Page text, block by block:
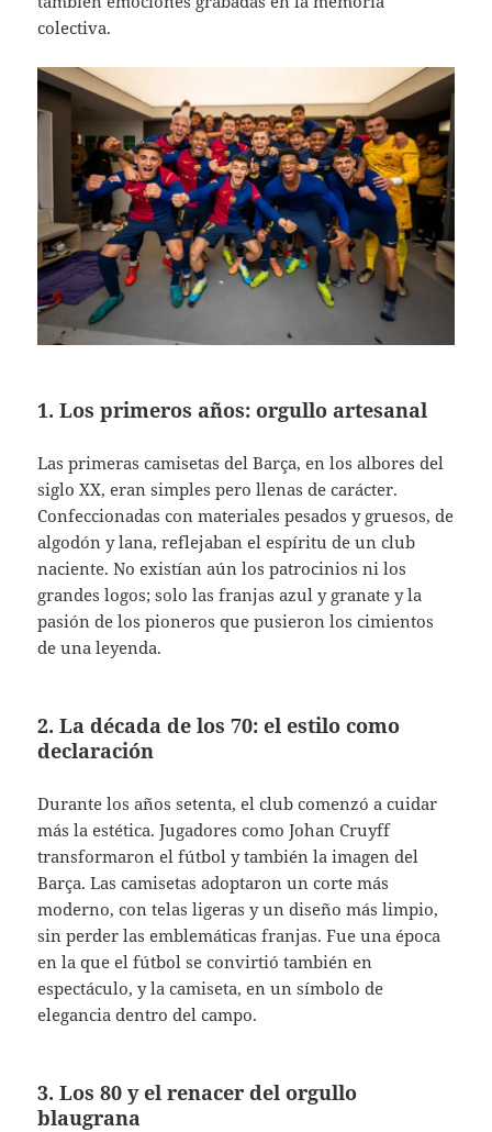
colectiva.
1. Los primeros años: orgullo artesanal
Las primeras camisetas del Barça, en los albores del
siglo XX, eran simples pero llenas de carácter.
Confeccionadas con materiales pesados y gruesos, de
algodón y lana, reflejaban el espíritu de un club
naciente. No existían aún los patrocinios ni los
grandes logos; solo las franjas azul y granate y la
pasión de los pioneros que pusieron los cimientos
de una leyenda.
2. La década de los 70: el estilo como
declaración
Durante los años setenta, el club comenzó a cuidar
más la estética. Jugadores como Johan Cruyff
transformaron el fútbol y también la imagen del
Barça. Las camisetas adoptaron un corte más
moderno, con telas ligeras y un diseño más limpio,
sin perder las emblemáticas franjas. Fue una época
en la que el fútbol se convirtió también en
espectáculo, y la camiseta, en un símbolo de
elegancia dentro del campo.
3. Los 80 y el renacer del orgullo
blaugrana